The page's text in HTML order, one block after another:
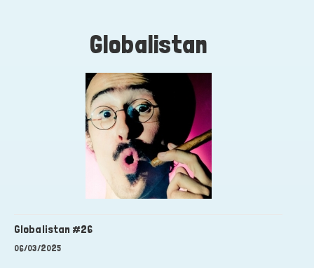
Globalistan
Globalistan #26
06/03/2025